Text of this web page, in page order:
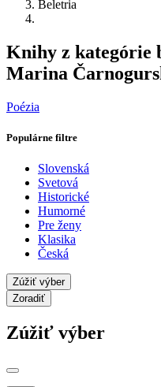
Beletria
Knihy z kategórie
Marina
Poézia
Populárne filtre
Slovenská
Svetová
Historické
Humorné
Pre ženy
Klasika
Česká
Zúžiť výber
Zoradiť
Zúžiť výber